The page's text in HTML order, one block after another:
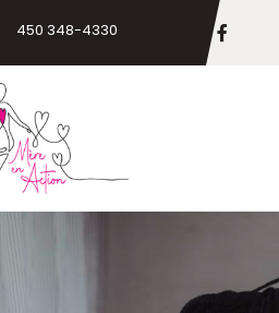
450 348-4330